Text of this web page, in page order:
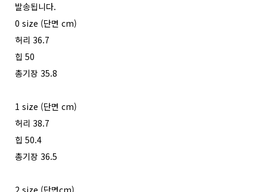
발송됩니다.
0 size (단면 cm)
허리 36.7
힙 50
총기장 35.8
1 size (단면 cm)
허리 38.7
힙 50.4
총기장 36.5